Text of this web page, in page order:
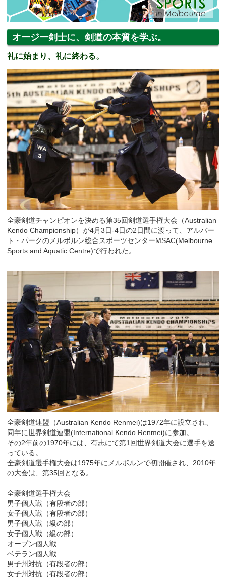
オージー剣士に、剣道の本質を学ぶ。
礼に始まり、礼に終わる。
全豪剣道チャンピオンを決める第35回剣道選手権大会（Australian
Kendo Championship）が4月3日-4日の2日間に渡って、アルバー
ト・パークのメルボルン総合スポーツセンターMSAC(Melbourne
Sports and Aquatic Centre)で行われた。
全豪剣道連盟（Australian Kendo Renmei)は1972年に設立され、
同年に世界剣道連盟(International Kendo Renmei)に参加。
その2年前の1970年には、有志にて第1回世界剣道大会に選手を送
っている。
全豪剣道選手権大会は1975年にメルボルンで初開催され、2010年
の大会は、第35回となる。
全豪剣道選手権大会
男子個人戦（有段者の部）
女子個人戦（有段者の部）
男子個人戦（級の部）
女子個人戦（級の部）
オープン個人戦
ベテラン個人戦
男子州対抗（有段者の部）
女子州対抗（有段者の部）